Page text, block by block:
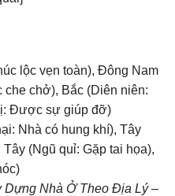
lộc vẹn toàn), Đông Nam
chở), Bắc (Diên niên:
Được sự giúp đỡ)
Nhà có hung khí), Tây
(Ngũ quỉ: Gặp tai họa),
Dựng Nhà Ở Theo Địa Lý –